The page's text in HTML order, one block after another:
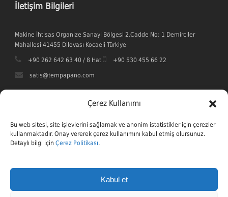
Çerez Kullanımı
Bu web sitesi, site işlevlerini sağlamak ve anonim istatistikler için çerezler
kullanmaktadır. Onay vererek çerez kullanımını kabul etmiş olursunuz.
Detaylı bilgi için Çerez Politikası.
Kabul et
İletişim Bilgileri
Makine İhtisas Organize Sanayi Bölgesi 2.Cadde No: 1 Demirciler
Mahallesi 41455 Dilovası Kocaeli Türkiye
+90 262 642 63 40 / 8 Hat +90 530 455 66 22
satis@tempapano.com